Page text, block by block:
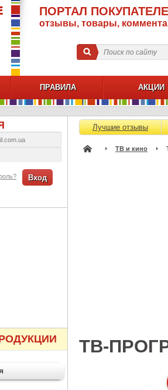
ПОРТАЛ
отзывы, товары,
ПРАВИЛА АКЦИИ
Вход
Лучшие отзывы
ТВ и кино
ТВ-